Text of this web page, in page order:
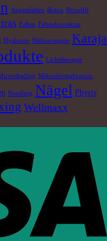
Augenfalten Botox Browlift
Falten Faltenkorrektur
Hyaluron Hühneraugen Karaja
Lichttherapie
Mikrodermabrasion
Needling Nägel Phyris
Wellmaxx